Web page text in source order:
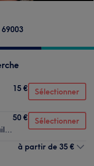
69003
15 € Sélectionner
50 € Sélectionner
à partir de 35 €